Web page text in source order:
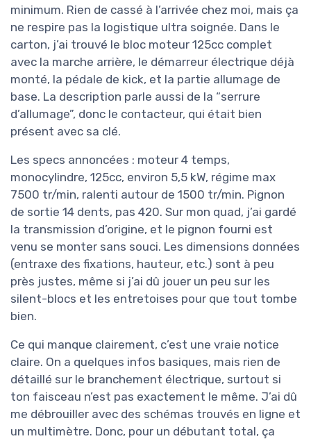
minimum. Rien de cassé à l’arrivée chez moi, mais ça
ne respire pas la logistique ultra soignée. Dans le
carton, j’ai trouvé le bloc moteur 125cc complet
avec la marche arrière, le démarreur électrique déjà
monté, la pédale de kick, et la partie allumage de
base. La description parle aussi de la “serrure
d’allumage”, donc le contacteur, qui était bien
présent avec sa clé.
Les specs annoncées : moteur 4 temps,
monocylindre, 125cc, environ 5,5 kW, régime max
7500 tr/min, ralenti autour de 1500 tr/min. Pignon
de sortie 14 dents, pas 420. Sur mon quad, j’ai gardé
la transmission d’origine, et le pignon fourni est
venu se monter sans souci. Les dimensions données
(entraxe des fixations, hauteur, etc.) sont à peu
près justes, même si j’ai dû jouer un peu sur les
silent-blocs et les entretoises pour que tout tombe
bien.
Ce qui manque clairement, c’est une vraie notice
claire. On a quelques infos basiques, mais rien de
détaillé sur le branchement électrique, surtout si
ton faisceau n’est pas exactement le même. J’ai dû
me débrouiller avec des schémas trouvés en ligne et
un multimètre. Donc, pour un débutant total, ça